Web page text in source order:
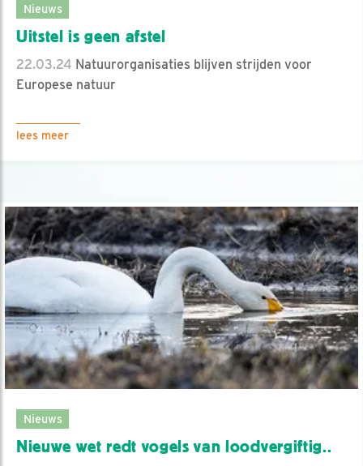
Nieuws
Uitstel is geen afstel
22.03.24 Natuurorganisaties blijven strijden voor
Europese natuur
lees meer
Nieuws
Nieuwe wet redt vogels van loodvergiftig..